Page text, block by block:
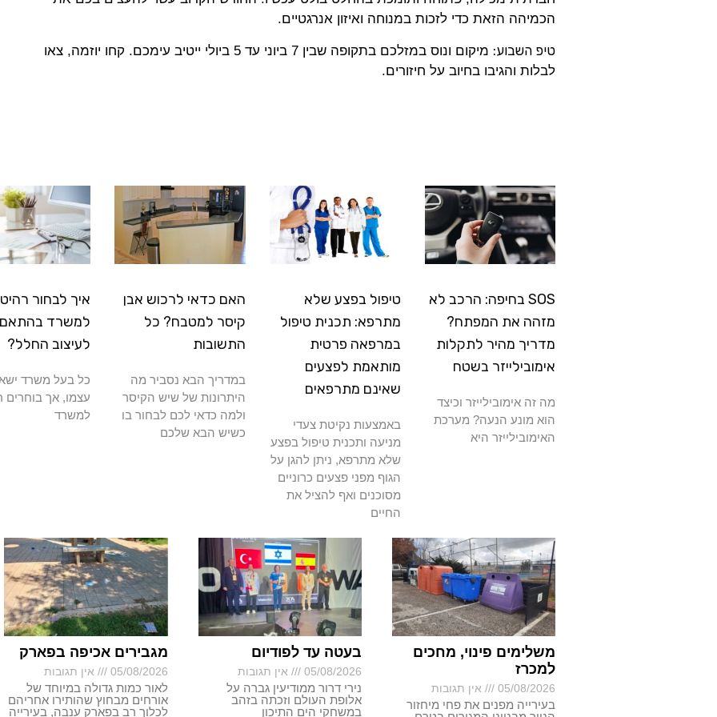
הכמיהה הזאת כדי לזכות במנוחה ואיזון אנרגטיים.
טיפ השבוע:
מיקום ונוס במזלכם בתקופה שבין 7 ביוני עד 5 ביולי ייטיב עימכם. קחו יוזמה, צאו
לבלות והגיבו בחיוב על חיזורים.
SOS בחיפה: הרכב לא
מזהה את המפתח?
מדריך מהיר לתקלות
אימובילייזר בשטח
מה זה אימובילייזר וכיצד
הוא מונע הנעה? מערכת
האימובילייזר היא
טיפול בפצע שלא
מתרפא: תכנית טיפול
במרפאה פרטית
מותאמת לפצעים
שאינם מתרפאים
באמצעות נקיטת צעדי
מניעה ותכנית טיפול בפצע
שלא מתרפא, ניתן להגן על
הגוף מפני פצעים כרוניים
מסוכנים ואף להציל את
החיים
האם כדאי לרכוש אבן
קיסר למטבח? כל
התשובות
במדריך הבא נסביר מה
היתרונות של שיש הקיסר
ולמה כדאי לכם לבחור בו
כשיש הבא שלכם
איך לבחור
למשרד
לעיצוב החלל?
כל בעל משרד
עצמו, אך בוחרים
למשרד
משלימים פינוי, מחכים
למכרז
05/08/2026 אין תגובות
בעירייה מפנים את פחי מיחזור
בעטה עד לפודיום
05/08/2026 אין תגובות
נירי דרור ממודיעין גברה על
אלופת העולם וזכתה בזהב
במשחקי הים התיכון
מגבירים אכיפה בפארק
05/08/2026 אין תגובות
לאור כמות גדולה במיוחד של
אורחים מבחוץ שהותירו אחריהם
לכלוך רב בפארק ענבה, בעירייה